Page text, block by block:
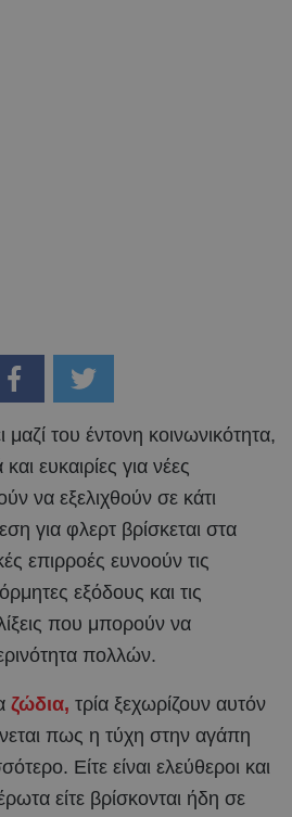
μαζί του έντονη κοινωνικότητα,
ευκαιρίες για νέες
να εξελιχθούν σε κάτι
για φλερτ βρίσκεται στα
επιρροές ευνοούν τις
εξόδους και τις
που μπορούν να
πολλών.
ζώδια, τρία ξεχωρίζουν αυτόν
πως η τύχη στην αγάπη
Είτε είναι ελεύθεροι και
είτε βρίσκονται ήδη σε